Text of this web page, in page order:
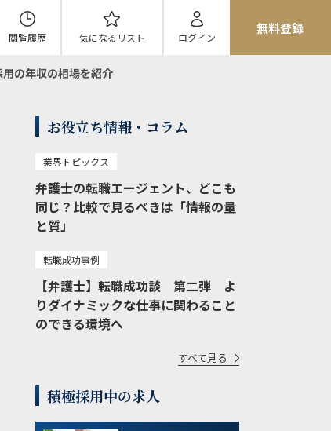
閲覧履歴 気になる リスト ログイン
無料登録
の年収の相場を紹介
お役立ち情報・コラム
業界トピックス
弁護士の転職エージェント、どこも
同じ？比較で見るべきは「情報の量
と質」
転職成功事例
【弁護士】転職成功談 第二弾 よ
りダイナミックな仕事に関わること
のできる環境へ
すべて見る
積極採用中の求人